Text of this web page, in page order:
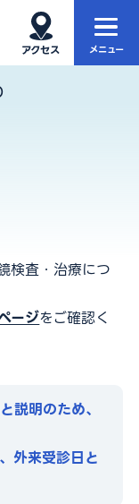
いて
係者の方
検査・治療につ
ージをご確認く
説明のため、
外来受診日と